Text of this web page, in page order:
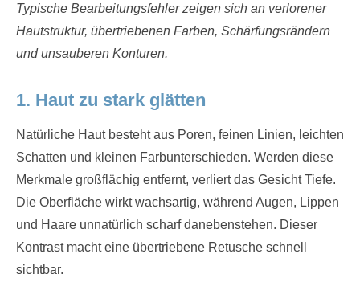
Typische Bearbeitungsfehler zeigen sich an verlorener
Hautstruktur, übertriebenen Farben, Schärfungsrändern
und unsauberen Konturen.
1. Haut zu stark glätten
Natürliche Haut besteht aus Poren, feinen Linien, leichten
Schatten und kleinen Farbunterschieden. Werden diese
Merkmale großflächig entfernt, verliert das Gesicht Tiefe.
Die Oberfläche wirkt wachsartig, während Augen, Lippen
und Haare unnatürlich scharf danebenstehen. Dieser
Kontrast macht eine übertriebene Retusche schnell
sichtbar.